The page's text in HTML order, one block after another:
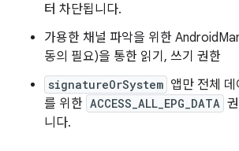
터 차단됩니다.
가용한 채널 파악을 위한
동의 필요)을 통한 읽기, 쓰기 권한
signatureOrSystem 앱만 전체
를 위한 ACCESS_ALL_EPG_DATA
니다.